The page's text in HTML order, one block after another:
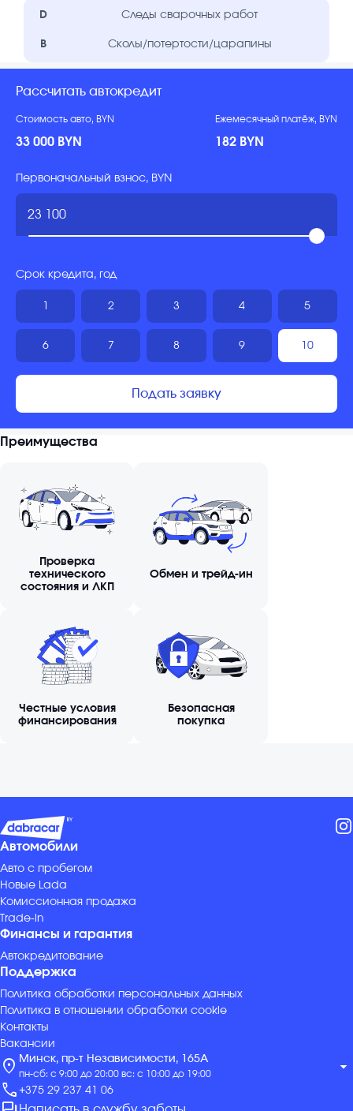
D Следы сварочных работ
B Сколы/потертости/царапины
Рассчитать автокредит
Стоимость авто, BYN
33 000 BYN
Ежемесячный платёж, BYN
182 BYN
Первоначальный взнос, BYN
Срок кредита, год
2 3 4 5
6 7 8 9 10
Подать заявку
Преимущества
Проверка
технического
состояния и ЛКП
Обмен и трейд-ин
Честные условия
финансирования
Безопасная
покупка
Автомобили
Авто с пробегом
Новые Lada
Комиссионная продажа
Trade-in
Финансы и гарантия
Автокредитование
Поддержка
Политика обработки персональных данных
Политика в отношении обработки cookie
Контакты
Вакансии
location_on Минск, пр-т Независимости, 165А
пн-сб: с 9:00 до 20:00 вс: с 10:00 до 19:00
arrow_drop_down
call +375 29 237 41 06